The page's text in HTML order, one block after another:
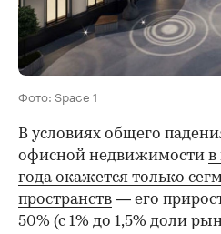
Фото: Space 1
В условиях общего
офисной недвижимости в
года окажется только
пространств — его
50% (с 1% до 1,5% доли